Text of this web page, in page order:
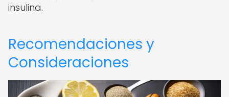
insulina.
Recomendaciones y
Consideraciones